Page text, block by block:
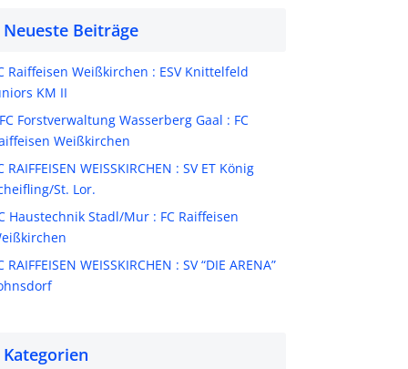
Neueste Beiträge
Raiffeisen Weißkirchen : ESV Knittelfeld
KM II
Forstverwaltung Wasserberg Gaal : FC
Weißkirchen
RAIFFEISEN WEISSKIRCHEN : SV ET König
St. Lor.
Haustechnik Stadl/Mur : FC Raiffeisen
RAIFFEISEN WEISSKIRCHEN : SV “DIE ARENA”
Kategorien